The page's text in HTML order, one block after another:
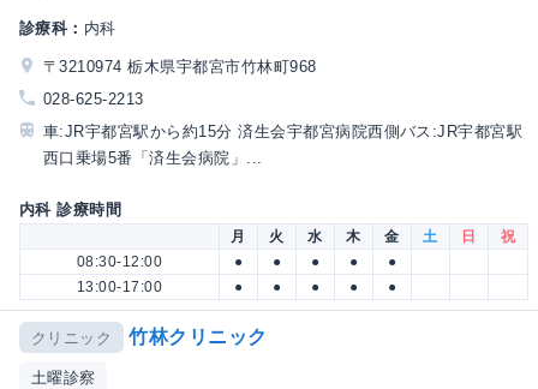
診療科： 内科
〒3210974 栃木県宇都宮市竹林町968
028-625-2213
車:JR宇都宮駅から約15分 済生会宇都宮病院西側バス:JR宇都宮駅
西口乗場5番「済生会病院」...
内科 診療時間
月 火 水 木 金 土 日
祝
08:30-12:00
● ● ● ●
●
13:00-17:00
● ● ● ● ●
クリニック 竹林クリニック
土曜診察